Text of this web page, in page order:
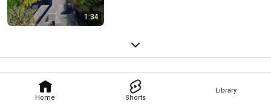
Home Shorts
Library
1:34